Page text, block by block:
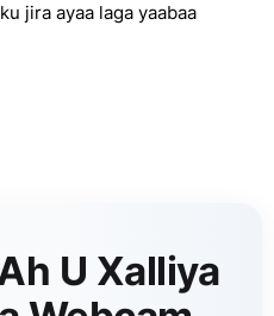
jira ayaa laga yaabaa
U Xalliya